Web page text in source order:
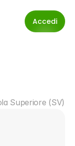
Accedi
Superiore (SV)